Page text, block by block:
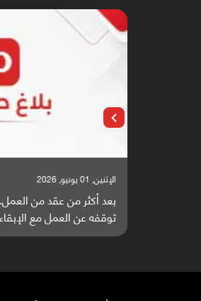
الإثنين, 01 يونيو, 2026
بعد أكثر من عقد من
توقفه عن العمل مع